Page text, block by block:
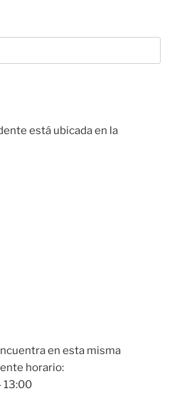
está ubicada en la
en esta misma
horario:
13:00